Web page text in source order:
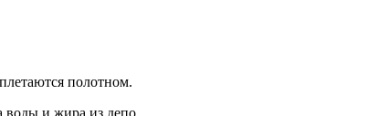
полотном.